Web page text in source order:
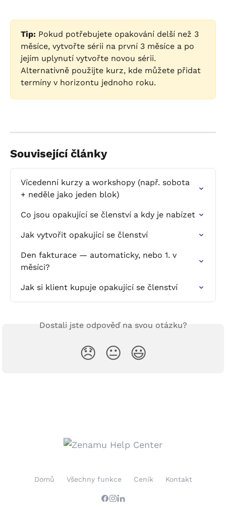
Tip: Pokud potřebujete opakování delší než 3
měsíce, vytvořte sérii na první 3 měsíce a po
jejím uplynutí vytvořte novou sérii.
Alternativně použijte kurz, kde můžete přidat
termíny v horizontu jednoho roku.
Související články
Vícedenní kurzy a workshopy (např. sobota
+ neděle jako jeden blok)
Co jsou opakující se členství a kdy je nabízet
Jak vytvořit opakující se členství
Den fakturace — automaticky, nebo 1. v
měsíci?
Jak si klient kupuje opakující se členství
Dostali jste odpověď na svou otázku?
😞 😐 😃
Domů Všechny funkce Ceník Kontakt